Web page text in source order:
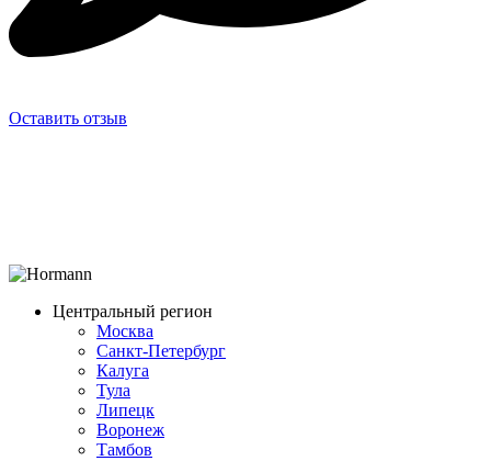
Оставить отзыв
Центральный регион
Москва
Санкт-Петербург
Калуга
Тула
Липецк
Воронеж
Тамбов